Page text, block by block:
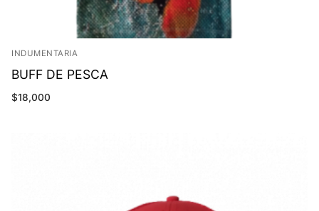
INDUMENTARIA
BUFF DE PESCA
$18,000